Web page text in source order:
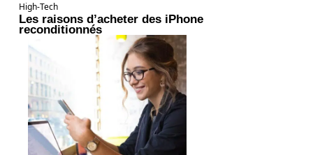
High-Tech
Les raisons d’acheter des iPhone
reconditionnés